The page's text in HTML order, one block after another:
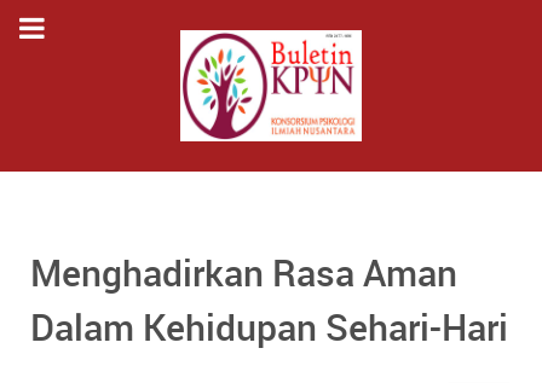
Menghadirkan Rasa Aman
Dalam Kehidupan Sehari-Hari